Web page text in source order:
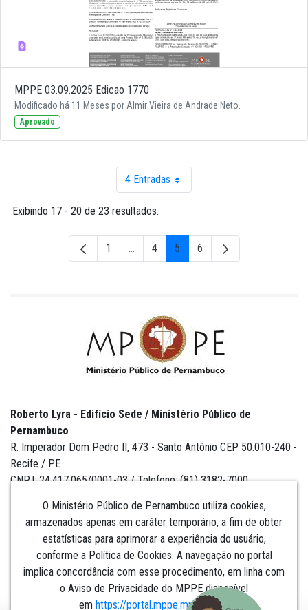
MPPE 03.09.2025 Edicao 1770
Modificado há 11 Meses por Almir Vieira de Andrade Neto.
Aprovado
4 EntradasPor página
Exibindo 17 - 20 de 23 resultados.
Página
1 ...Páginas intermediárias Usar ABA para
Página
4 Página
5 Página
6
O Ministério Público de Pernambuco utiliza cookies,
armazenados apenas em caráter temporário, a fim de obter
estatísticas para aprimorar a experiência do usuário,
conforme a Política de Cookies. A navegação no portal
implica concordância com esse procedimento, em linha com
o Aviso de Privacidade do MPPE disponível
em https://portal.mppe.mp.br/lgpd.​​​​​​​
Roberto Lyra - Edifício Sede / Ministério Público de
Pernambuco
R. Imperador Dom Pedro II, 473 - Santo Antônio CEP 50.010-240 -
Recife / PE
CNPJ: 24.417.065/0001-03 / Telefone: (81) 3182-7000
Institucional
Comunicação